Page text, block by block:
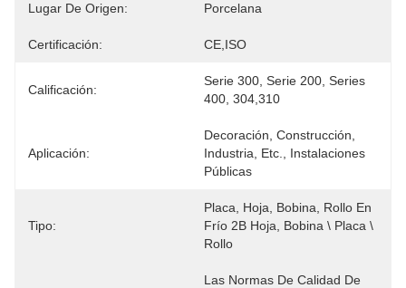
Lugar De Origen: Porcelana
Certificación: CE,ISO
Calificación:
Serie 300, Serie 200, Series
400, 304,310
Aplicación:
Decoración, Construcción,
Industria, Etc., Instalaciones
Públicas
Tipo:
Placa, Hoja, Bobina, Rollo En
Frío 2B Hoja, Bobina \ Placa \
Rollo
Las Normas De Calidad De